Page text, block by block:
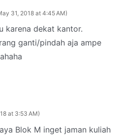
31, 2018 at 4:45 AM
karena dekat kantor.
ganti/pindah aja ampe
at 3:53 AM
Blok M inget jaman kuliah